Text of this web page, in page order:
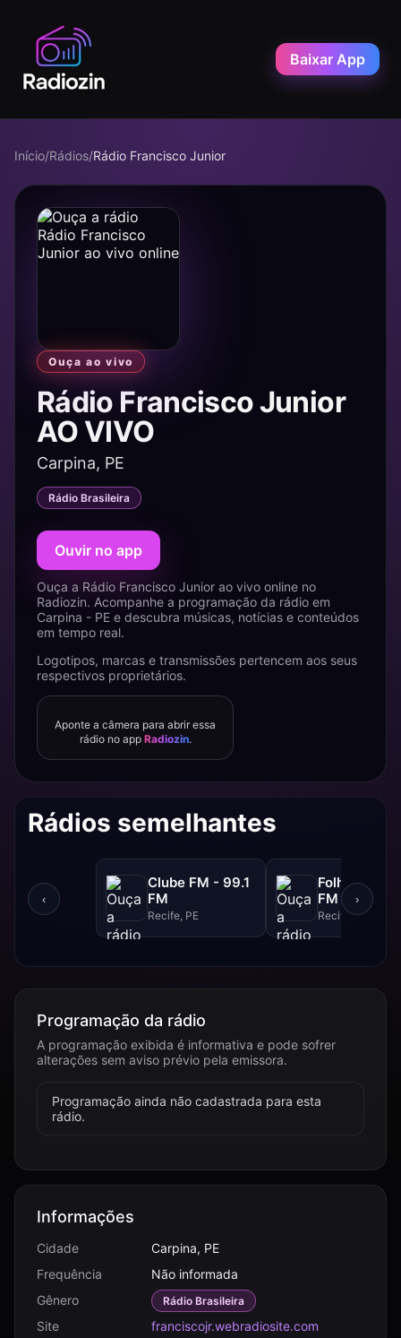
Baixar App
Início/Rádios/Rádio Francisco Junior
Ouça ao vivo
Rádio Francisco Junior
AO VIVO
Carpina, PE
Rádio Brasileira
Ouvir no app
Ouça a Rádio Francisco Junior ao vivo online no
Radiozin. Acompanhe a programação da rádio em
Carpina - PE e descubra músicas, notícias e conteúdos
em tempo real.
Logotipos, marcas e transmissões pertencem aos seus
respectivos proprietários.
Aponte a câmera para abrir essa
rádio no app Radiozin.
Rádios semelhantes
‹
Clube FM - 99.1
FM
Recife, PE
Folha FM -
FM
Recife, PE
›
Programação da rádio
A programação exibida é informativa e pode sofrer
alterações sem aviso prévio pela emissora.
Programação ainda não cadastrada para esta
rádio.
Informações
Cidade
Carpina, PE
Frequência
Não informada
Gênero
Rádio Brasileira
Site
franciscojr.webradiosite.com